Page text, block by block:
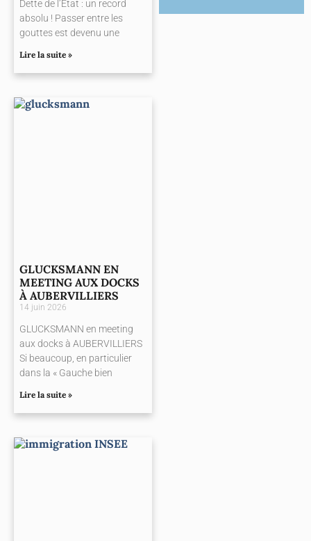
Dette de l’État : un record
absolu ! Passer entre les
gouttes est devenu une
Lire la suite »
GLUCKSMANN EN
MEETING AUX DOCKS
À AUBERVILLIERS
14 juin 2026
GLUCKSMANN en meeting
aux docks à AUBERVILLIERS
Si beaucoup, en particulier
dans la « Gauche bien
Lire la suite »